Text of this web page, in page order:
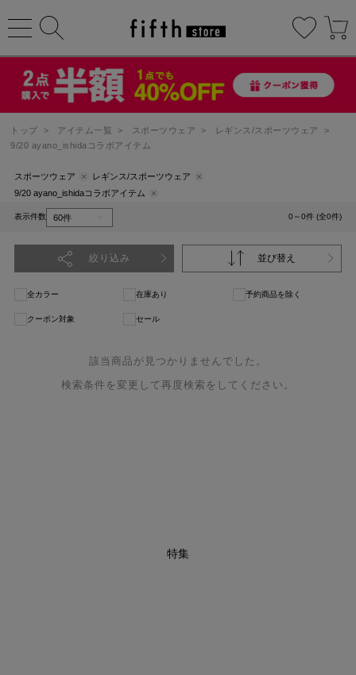
トップ > アイテム一覧 > スポーツウェア > レギンス/スポーツウェア
>
9/20 ayano_ishidaコラボアイテム
スポーツウェア
レギンス/スポーツウェア
9/20 ayano_ishidaコラボアイテム
表示件数 0～0件 (全0件)
絞り込み 並び替え
全カラー 在庫あり 予約商品を除く
クーポン対象 セール
該当商品が見つかりませんでした。
検索条件を変更して再度検索をしてください。
特集